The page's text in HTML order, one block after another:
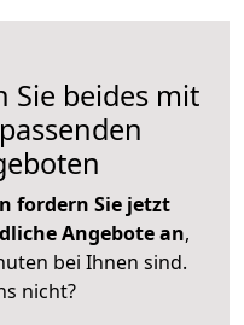
Sie beides mit
fordern Sie jetzt
Angebote an,
bei Ihnen sind.
nicht?